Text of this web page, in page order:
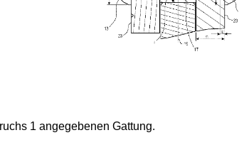
1 angegebenen Gattung.